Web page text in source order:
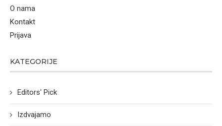
O nama
Kontakt
Prijava
KATEGORIJE
Editors' Pick
Izdvajamo